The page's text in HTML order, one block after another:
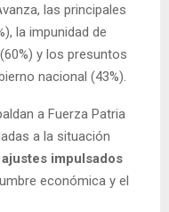
las principales
la impunidad de
y los presuntos
nacional (43%).
a Fuerza Patria
a la situación
impulsados
económica y el